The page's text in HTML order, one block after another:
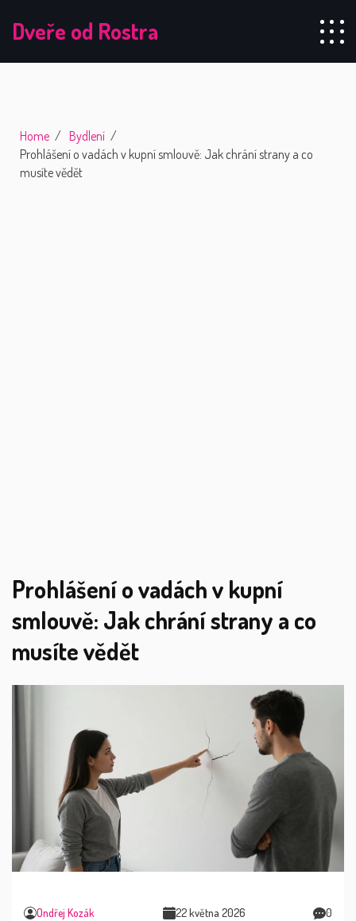
Dveře od Rostra
Home
Bydlení
Prohlášení o vadách v kupní smlouvě: Jak chrání strany a co
musíte vědět
Prohlášení o vadách v kupní
smlouvě: Jak chrání strany a co
musíte vědět
Ondřej Kozák 22 května 2026 0